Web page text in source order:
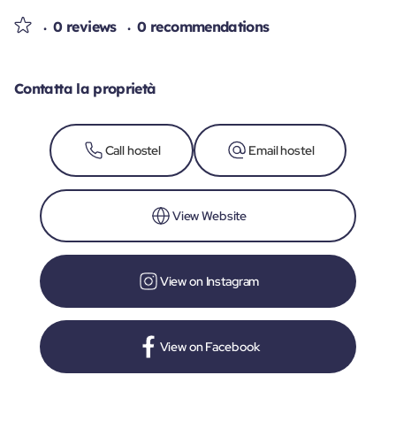
0 reviews 0 recommendations
Contatta la proprietà
Call hostel Email hostel
View Website
View on Instagram
View on Facebook